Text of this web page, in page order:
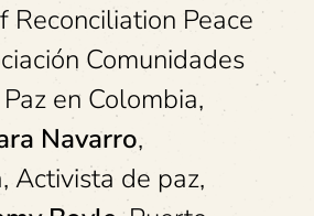
Reconciliation Peace
Comunidades
en Colombia,
Navarro,
Activista de paz,